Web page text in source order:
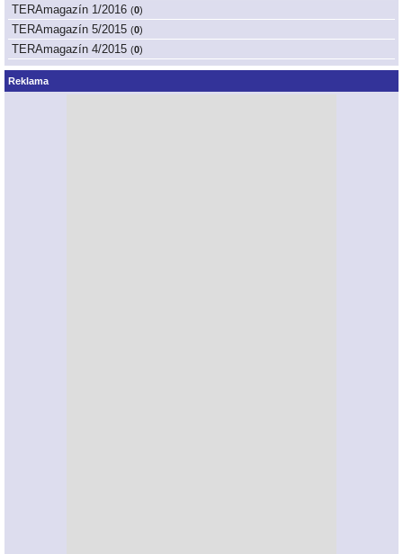
TERAmagazín 1/2016 (0)
TERAmagazín 5/2015 (0)
TERAmagazín 4/2015 (0)
Reklama